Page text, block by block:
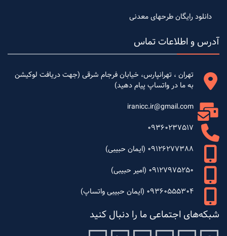
دانلود رایگان طرحهای معدنی
آدرس و اطلاعات تماس
تهران ، تهرانپارس، خیابان فرجام شرقی (جهت دریافت لوکیشن
به ما در واتساپ پیام دهید)
iranicc.ir@gmail.com
09360237517
09126277388 (ایمان حبیبی)
09127975250 (امیر حبیبی)
09360555304 (ایمان حبیبی واتساپ)
شبکه‌های اجتماعی ما را دنبال کنید